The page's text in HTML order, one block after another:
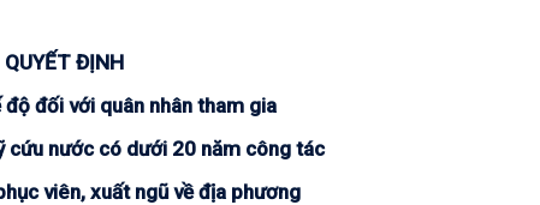
QUYẾT ĐỊNH
đối với quân nhân tham gia
cứu nước có dưới 20 năm công tác
viên, xuất ngũ về địa phương